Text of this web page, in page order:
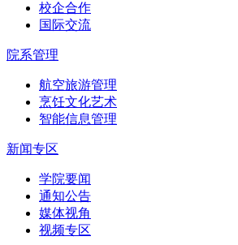
校企合作
国际交流
院系管理
航空旅游管理
烹饪文化艺术
智能信息管理
新闻专区
学院要闻
通知公告
媒体视角
视频专区